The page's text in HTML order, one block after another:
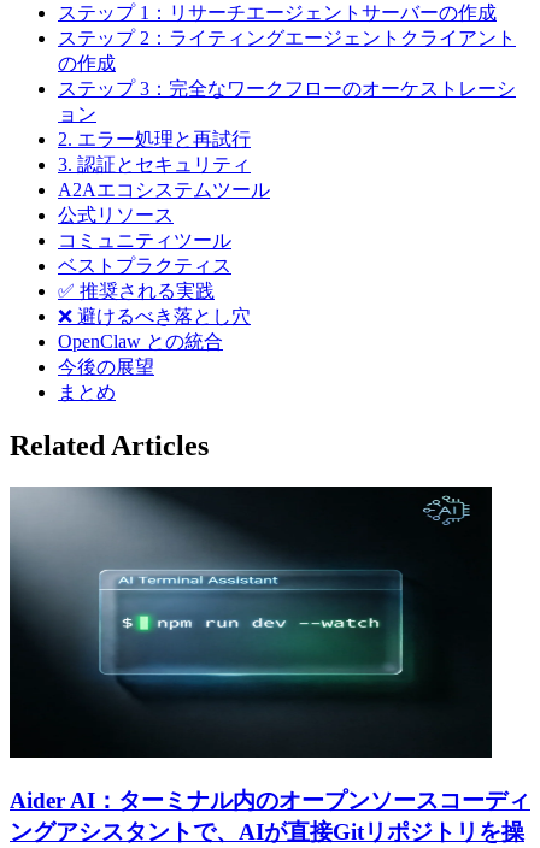
ステップ 1：リサーチエージェントサーバーの作成
ステップ 2：ライティングエージェントクライアント
の作成
ステップ 3：完全なワークフローのオーケストレーシ
ョン
2. エラー処理と再試行
3. 認証とセキュリティ
A2Aエコシステムツール
公式リソース
コミュニティツール
ベストプラクティス
✅ 推奨される実践
❌ 避けるべき落とし穴
OpenClaw との統合
今後の展望
まとめ
Related Articles
Aider AI：ターミナル内のオープンソースコーディ
ングアシスタントで、AIが直接Gitリポジトリを操